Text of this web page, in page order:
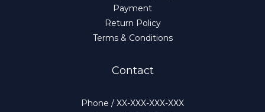
Payment
Return Policy
Terms & Conditions
Contact
Phone / XX-XXX-XXX-XXX